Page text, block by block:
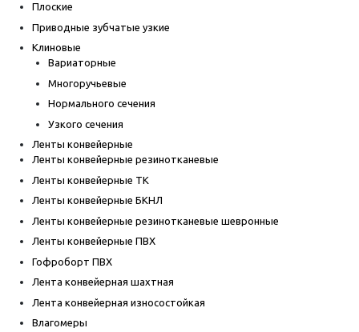
Плоские
Приводные зубчатые узкие
Клиновые
Вариаторные
Многоручьевые
Нормального сечения
Узкого сечения
Ленты конвейерные
Ленты конвейерные резинотканевые
Ленты конвейерные ТК
Ленты конвейерные БКНЛ
Ленты конвейерные резинотканевые шевронные
Ленты конвейерные ПВХ
Гофроборт ПВХ
Лента конвейерная шахтная
Лента конвейерная износостойкая
Влагомеры